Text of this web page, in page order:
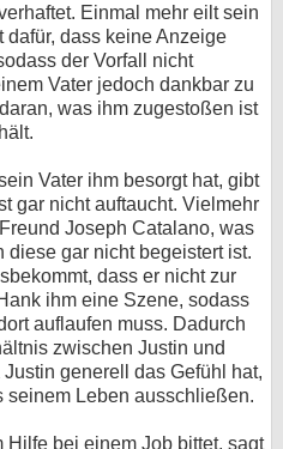
Einmal mehr eilt sein
dafür, dass keine Anzeige
der Vorfall nicht
Vater jedoch dankbar zu
was ihm zugestoßen ist
Vater ihm besorgt hat, gibt
gar nicht auftaucht. Vielmehr
Joseph Catalano, was
diese gar nicht begeistert ist.
dass er nicht zur
ihm eine Szene, sodass
auflaufen muss. Dadurch
zwischen Justin und
generell das Gefühl hat,
seinem Leben ausschließen.
bei einem Job bittet, sagt